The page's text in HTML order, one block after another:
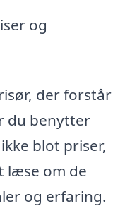
og
der forstår
du benytter
blot priser,
læse om de
og erfaring.